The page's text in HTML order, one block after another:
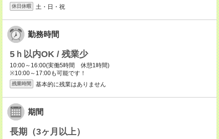
休日休暇 土・日・祝
勤務時間
5ｈ以内OK / 残業少
10:00～16:00(実働5時間 休憩1時間)
※10:00～17:00も可能です！
残業時間 基本的に残業はありません
期間
長期（3ヶ月以上）